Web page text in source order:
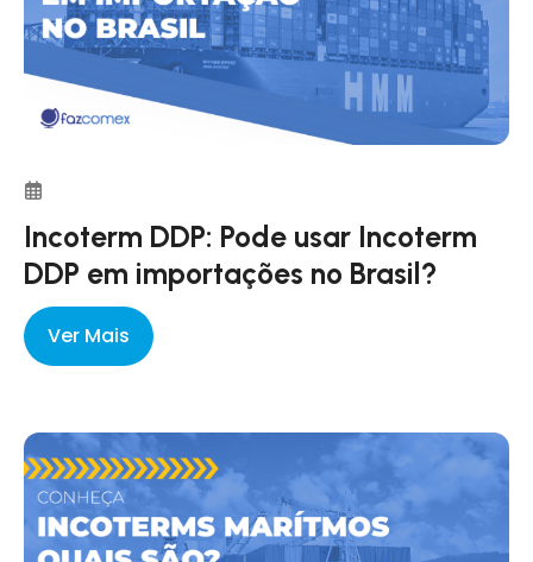
Incoterm DDP: Pode usar Incoterm
DDP em importações no Brasil?
Ver Mais